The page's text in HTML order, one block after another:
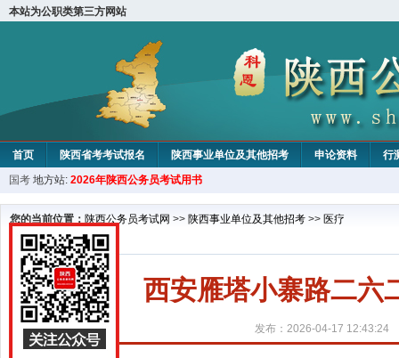
本站为公职类第三方网站
首页 陕西省考考试报名 陕西事业单位及其他招考 申论资料
行
国考 地方站: 2026年陕西公务员考试用书
您的当前位置： 陕西公务员考试网 >> 陕西事业单位及其他招考 >> 医疗
西安雁塔小寨路二六
发布：2026-04-17 12:43:24